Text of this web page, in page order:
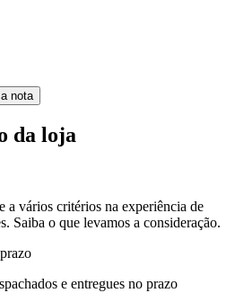
nota
da loja
a vários critérios na experiência de
Saiba o que levamos a consideração.
e entregues no prazo